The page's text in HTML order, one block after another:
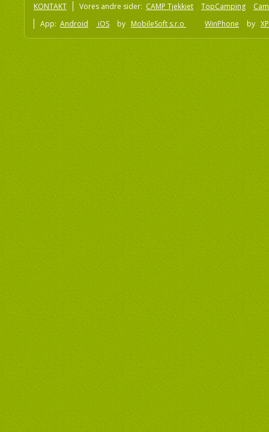
KONTAKT Vores andre sider: CAMP Tjekkiet TopCamping
App: Android iOS by MobileSoft s.r.o WinPhone by